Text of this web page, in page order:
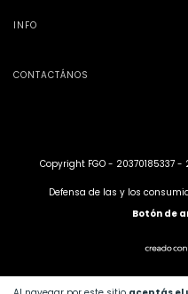
INFO
CONTACTÁNOS
Copyright FGO - 20370185337
Defensa de las y los
Botón de